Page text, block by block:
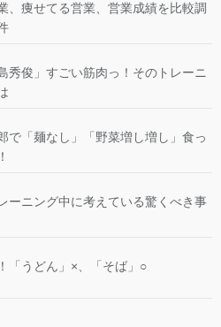
、痩せてる営業、営業成績を比較調
秀俊」すごい筋肉っ！そのトレーニ
で「麺なし」「野菜増し増し」食っ
ーニング中に考えている驚くべき事
「うどん」×、「そば」○